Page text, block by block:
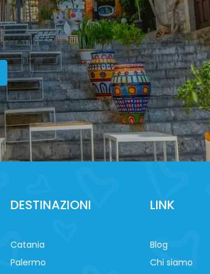
DESTINAZIONI
Catania
Palermo
LINK
Blog
Chi siamo